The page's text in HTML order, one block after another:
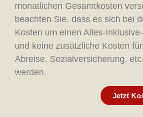
monatlichen Gesamtkosten
beachten Sie, dass es sich bei
Kosten um einen Alles-
und keine zusätzliche Kosten
Abreise, Sozialversicherung,
werden.
Jetzt